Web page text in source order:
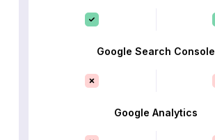
Google Search Console
Google Analytics